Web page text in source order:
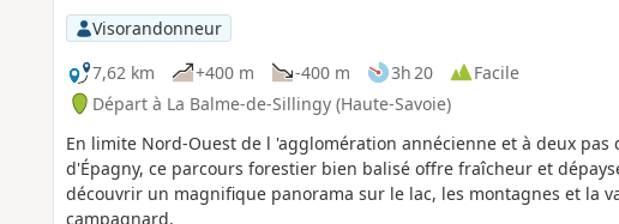
Visorandonneur
7,62 km
+400 m -400 m 3h 20
Facile
Départ à La Balme-de-Sillingy (Haute-Savoie)
En limite Nord-Ouest de l 'agglomération annécienne et à deux pas
d'Épagny, ce parcours forestier bien balisé offre fraîcheur et
découvrir un magnifique panorama sur le lac, les montagnes et la
campagnard.